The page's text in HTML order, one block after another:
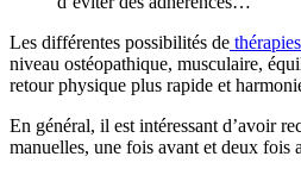
Les différentes possibilités de
niveau ostéopathique, musculaire,
retour physique plus rapide et
En général, il est intéressant d’avoir
manuelles, une fois avant et deux fois